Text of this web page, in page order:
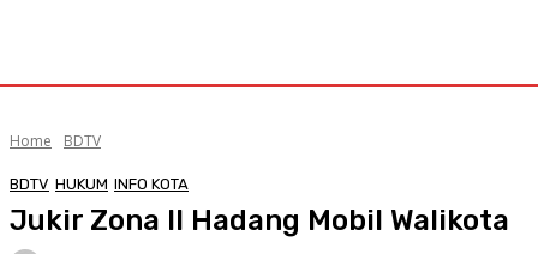
Home BDTV
BDTV HUKUM INFO KOTA
Jukir Zona II Hadang Mobil Walikota